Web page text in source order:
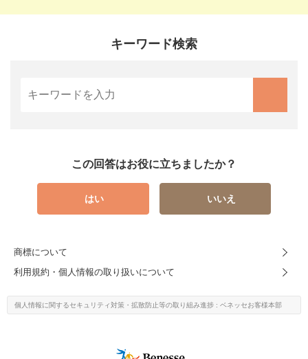
キーワード検索
この回答はお役に立ちましたか？
はい いいえ
商標について
利用規約・個人情報の取り扱いについて
個人情報に関するセキュリティ対策・ 拡散防止等の取り組み進捗 : ベネッセお客様本部